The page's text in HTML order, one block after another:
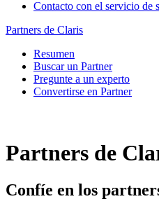
Contacto con el servicio de
Partners de Claris
Resumen
Buscar un Partner
Pregunte a un experto
Convertirse en Partner
Partners de
Confíe en los